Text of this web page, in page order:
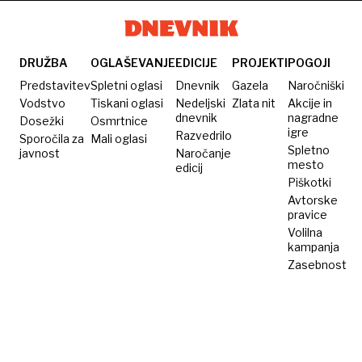
DRUŽBA
Predstavitev
Vodstvo
Dosežki
Sporočila za
javnost
OGLAŠEVANJE
Spletni oglasi
Tiskani oglasi
Osmrtnice
Mali oglasi
EDICIJE
Dnevnik
Nedeljski
dnevnik
Razvedrilo
Naročanje
edicij
PROJEKTI
Gazela
Zlata nit
POGOJI
Naročniški
Akcije in
nagradne
igre
Spletno
mesto
Piškotki
Avtorske
pravice
Volilna
kampanja
Zasebnost